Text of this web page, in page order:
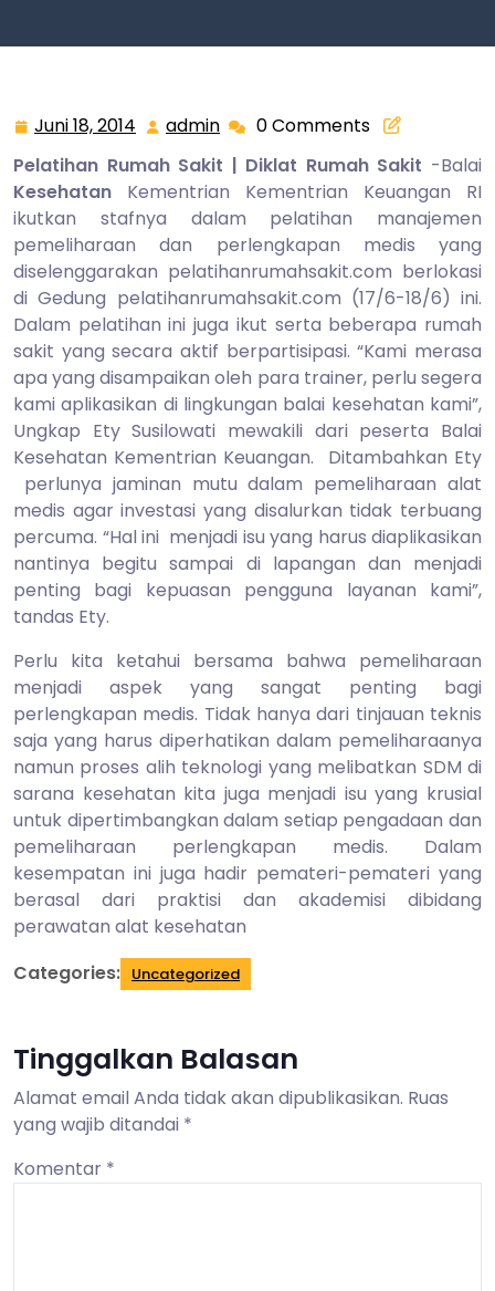
Juni 18, 2014 Juni
2014
admin admin0 Comments
Pelatihan Rumah Sakit | Diklat Rumah Sakit -Balai
Kesehatan Kementrian Kementrian Keuangan RI
ikutkan stafnya dalam pelatihan manajemen
pemeliharaan dan perlengkapan medis yang
diselenggarakan pelatihanrumahsakit.com berlokasi
di Gedung pelatihanrumahsakit.com (17/6-18/6) ini.
Dalam pelatihan ini juga ikut serta beberapa rumah
sakit yang secara aktif berpartisipasi. “Kami merasa
apa yang disampaikan oleh para trainer, perlu segera
kami aplikasikan di lingkungan balai kesehatan kami”,
Ungkap Ety Susilowati mewakili dari peserta Balai
Kesehatan Kementrian Keuangan. Ditambahkan Ety
perlunya jaminan mutu dalam pemeliharaan alat
medis agar investasi yang disalurkan tidak terbuang
percuma. “Hal ini menjadi isu yang harus diaplikasikan
nantinya begitu sampai di lapangan dan menjadi
penting bagi kepuasan pengguna layanan kami”,
tandas Ety.
Perlu kita ketahui bersama bahwa pemeliharaan
menjadi aspek yang sangat penting bagi
perlengkapan medis. Tidak hanya dari tinjauan teknis
saja yang harus diperhatikan dalam pemeliharaanya
namun proses alih teknologi yang melibatkan SDM di
sarana kesehatan kita juga menjadi isu yang krusial
untuk dipertimbangkan dalam setiap pengadaan dan
pemeliharaan perlengkapan medis. Dalam
kesempatan ini juga hadir pemateri-pemateri yang
berasal dari praktisi dan akademisi dibidang
perawatan alat kesehatan
Categories: Uncategorized
Tinggalkan Balasan
Alamat email Anda tidak akan dipublikasikan. Ruas
yang wajib ditandai *
Komentar *